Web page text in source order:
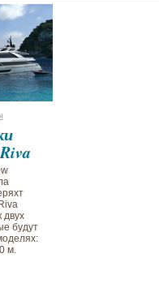
двух
будут
м.